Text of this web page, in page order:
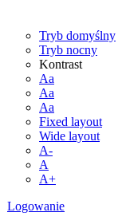
Tryb domyślny
Tryb nocny
Kontrast
Aa
Aa
Aa
Fixed layout
Wide layout
A-
A
A+
Logowanie